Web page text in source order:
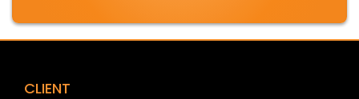
CLIENT